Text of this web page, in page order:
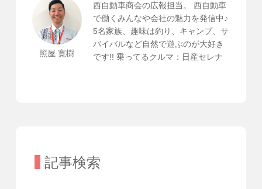
照屋 寛樹
西自動車商会の広報担当。 西自動車
で働くみんなや会社の魅力を発信中♪
5名家族、趣味は釣り、キャンプ、サ
バイバルなど自然で遊ぶのが大好き
です!! 乗ってるクルマ：日産セレナ
記事検索